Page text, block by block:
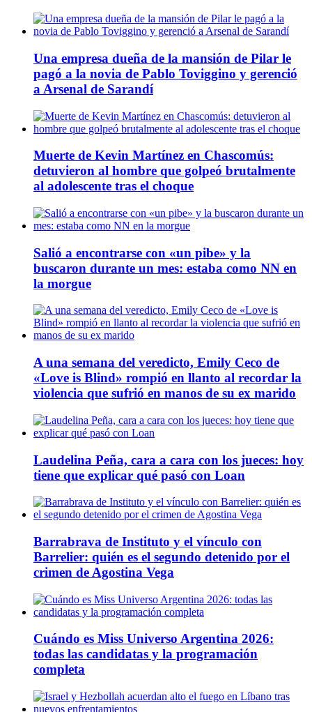
Una empresa dueña de la mansión de Pilar le
pagó a la novia de Pablo Toviggino y gerenció
a Arsenal de Sarandí
Muerte de Kevin Martínez en Chascomús:
detuvieron al hombre que golpeó brutalmente
al adolescente tras el choque
Salió a encontrarse con «un pibe» y la
buscaron durante un mes: estaba como NN en
la morgue
A una semana del veredicto, Emily Ceco de
«Love is Blind» rompió en llanto al recordar la
violencia que sufrió en manos de su ex marido
Laudelina Peña, cara a cara con los jueces: hoy
tiene que explicar qué pasó con Loan
Barrabrava de Instituto y el vínculo con
Barrelier: quién es el segundo detenido por el
crimen de Agostina Vega
Cuándo es Miss Universo Argentina 2026:
todas las candidatas y la programación
completa